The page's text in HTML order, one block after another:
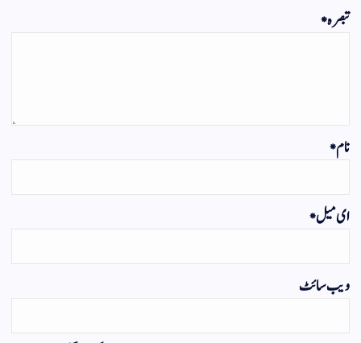
تبصرہ*
نام*
ای میل*
ویب‌ سائٹ